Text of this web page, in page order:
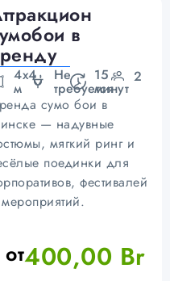
в
4х4
м
Не
требуется
15
минут
2
сумо бои в
— надувные
мягкий ринг и
поединки для
фестивалей
от400,00 Br